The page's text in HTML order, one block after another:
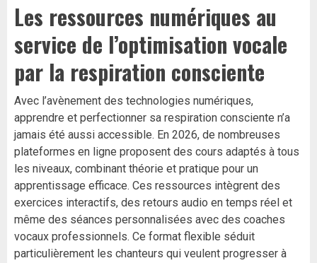
Les ressources numériques au
service de l’optimisation vocale
par la respiration consciente
Avec l’avènement des technologies numériques,
apprendre et perfectionner sa respiration consciente n’a
jamais été aussi accessible. En 2026, de nombreuses
plateformes en ligne proposent des cours adaptés à tous
les niveaux, combinant théorie et pratique pour un
apprentissage efficace. Ces ressources intègrent des
exercices interactifs, des retours audio en temps réel et
même des séances personnalisées avec des coaches
vocaux professionnels. Ce format flexible séduit
particulièrement les chanteurs qui veulent progresser à